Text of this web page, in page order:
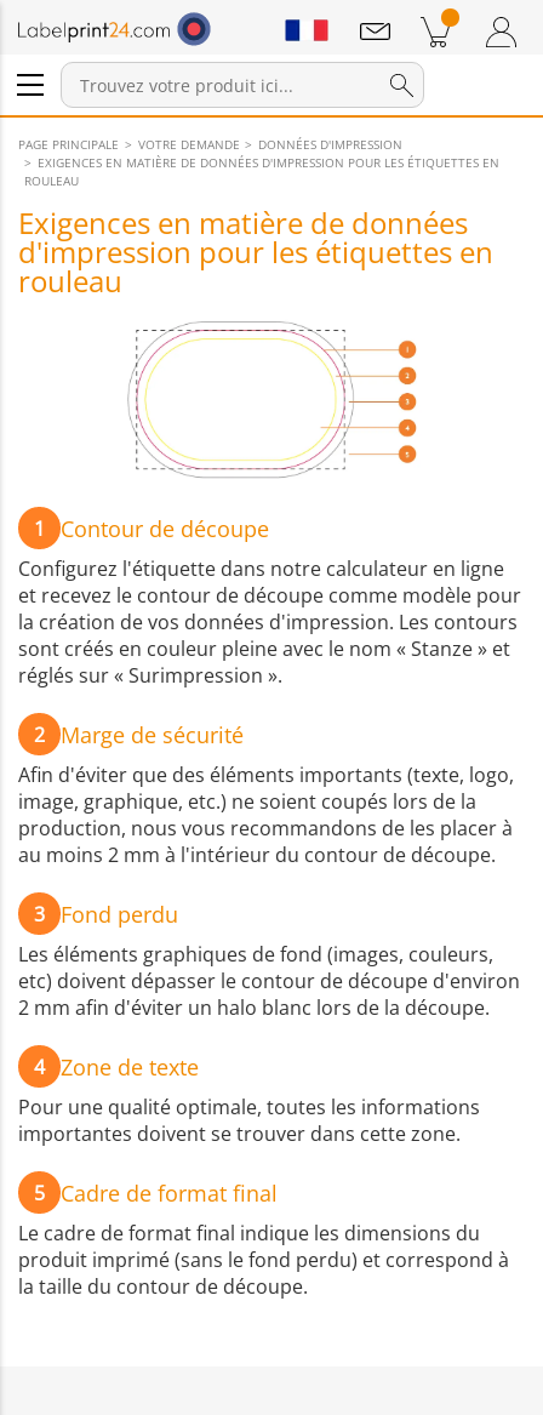
Connexion / Inscription
Produits dans le panier
Annonces
PAGE PRINCIPALE VOTRE DEMANDE
DONNÉES D'IMPRESSION
EXIGENCES EN MATIÈRE DE DONNÉES D'IMPRESSION POUR LES ÉTIQUETTES EN
ROULEAU
Exigences en matière de données
d'impression pour les étiquettes en
rouleau
1 Contour de découpe
Configurez l'étiquette dans notre calculateur en ligne
et recevez le contour de découpe comme modèle pour
la création de vos données d'impression. Les contours
sont créés en couleur pleine avec le nom « Stanze » et
réglés sur « Surimpression ».
2 Marge de sécurité
Afin d'éviter que des éléments importants (texte, logo,
image, graphique, etc.) ne soient coupés lors de la
production, nous vous recommandons de les placer à
au moins 2 mm à l'intérieur du contour de découpe.
3 Fond perdu
Les éléments graphiques de fond (images, couleurs,
etc) doivent dépasser le contour de découpe d'environ
2 mm afin d'éviter un halo blanc lors de la découpe.
4 Zone de texte
Pour une qualité optimale, toutes les informations
importantes doivent se trouver dans cette zone.
5 Cadre de format final
Le cadre de format final indique les dimensions du
produit imprimé (sans le fond perdu) et correspond à
la taille du contour de découpe.